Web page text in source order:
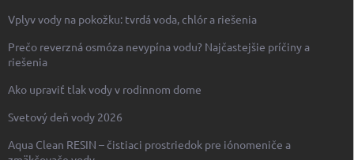
Vplyv vody na pokožku: tvrdá voda, chlór a riešenia
Prečo reverzná osmóza nevypína vodu? Najčastejšie príčiny a
riešenia
Ako upraviť tlak vody v rodinnom dome
Svetový deň vody 2026
Aqua Clean RESIN – čistiaci prostriedok pre iónomeniče a